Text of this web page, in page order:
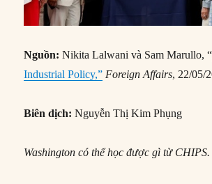
Nguồn: Nikita Lalwani và Sam Marullo, “
Industrial Policy,” Foreign Affairs, 22/05/
Biên dịch: Nguyễn Thị Kim Phụng
Washington có thể học được gì từ CHIPS.